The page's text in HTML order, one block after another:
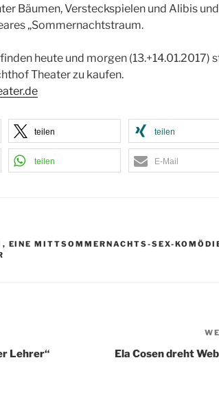
Bäumen, Versteckspielen und Alibis
„Sommernachtstraum.
heute und morgen (13.+14.01.2017)
Theater zu kaufen.
teilen teilen
teilen E-Mail
, EINE MITTSOMMERNACHTS-SEX-
Lehrer“
Ela Cosen dreht